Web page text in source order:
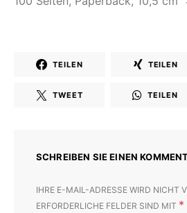
TEILEN TEILEN
TWEET TEILEN
SCHREIBEN SIE EINEN
IHRE E-MAIL-ADRESSE WIRD NICHT
ERFORDERLICHE FELDER SIND MIT *